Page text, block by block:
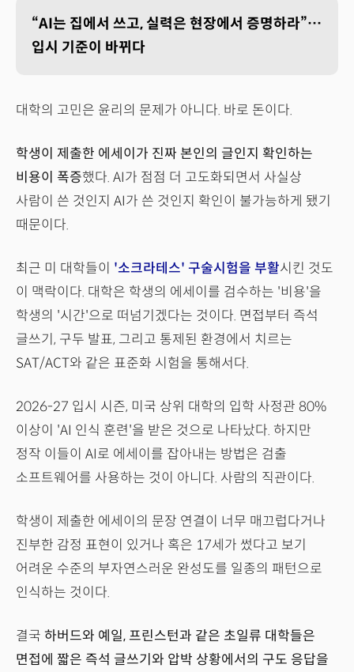
“AI는 집에서 쓰고, 실력은 현장에서 증명하라”…
입시 기준이 바뀌다
대학의 고민은 윤리의 문제가 아니다. 바로 돈이다.
학생이 제출한 에세이가 진짜 본인의 글인지 확인하는
비용이 폭증했다. AI가 점점 더 고도화되면서 사실상
사람이 쓴 것인지 AI가 쓴 것인지 확인이 불가능하게 됐기
때문이다.
최근 미 대학들이 '소크라테스' 구술시험을 부활시킨 것도
이 맥락이다. 대학은 학생의 에세이를 검수하는 '비용'을
학생의 '시간'으로 떠넘기겠다는 것이다. 면접부터 즉석
글쓰기, 구두 발표, 그리고 통제된 환경에서 치르는
SAT/ACT와 같은 표준화 시험을 통해서다.
2026-27 입시 시즌, 미국 상위 대학의 입학 사정관 80%
이상이 'AI 인식 훈련'을 받은 것으로 나타났다. 하지만
정작 이들이 AI로 에세이를 잡아내는 방법은 검출
소프트웨어를 사용하는 것이 아니다. 사람의 직관이다.
학생이 제출한 에세이의 문장 연결이 너무 매끄럽다거나
진부한 감정 표현이 있거나 혹은 17세가 썼다고 보기
어려운 수준의 부자연스러운 완성도를 일종의 패턴으로
인식하는 것이다.
결국 하버드와 예일, 프린스턴과 같은 초일류 대학들은
면접에 짧은 즉석 글쓰기와 압박 상황에서의 구도 응답을